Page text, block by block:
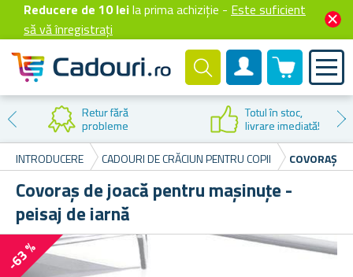
Reducere de 10 leila prima achiziție - Este suficient
să vă înregistrați
Cont client
0 produselor
Totul în stoc,
livrare imediată!
INTRODUCERE
CADOURI DE CRĂCIUN PENTRU COPII COVORAȘ
Covoraș de joacă pentru mașinuțe -
peisaj de iarnă
-63 %